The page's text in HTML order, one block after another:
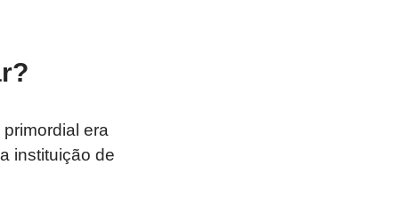
era
instituição de